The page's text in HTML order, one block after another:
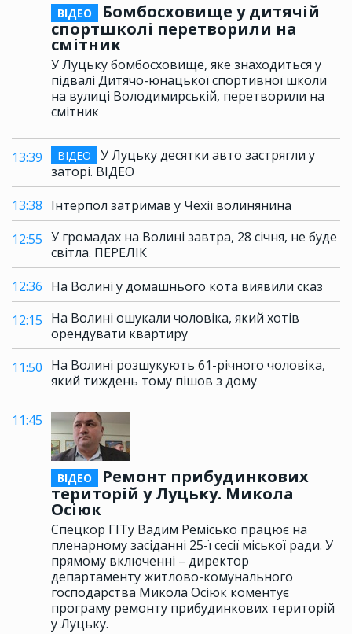
ВІДЕО
Бомбосховище у дитячій
спортшколі перетворили на
смітник
У Луцьку бомбосховище, яке знаходиться у
підвалі Дитячо-юнацької спортивної школи
на вулиці Володимирській, перетворили на
смітник
13:39 ВІДЕО
У Луцьку десятки авто застрягли у
заторі. ВІДЕО
13:38 Інтерпол затримав у Чехії волинянина
12:55 У громадах на Волині завтра, 28 січня, не буде
світла. ПЕРЕЛІК
12:36 На Волині у домашнього кота виявили сказ
12:15 На Волині ошукали чоловіка, який хотів
орендувати квартиру
11:50 На Волині розшукують 61-річного чоловіка,
який тиждень тому пішов з дому
11:45
ВІДЕО
Ремонт прибудинкових
територій у Луцьку. Микола
Осіюк
Спецкор ГІТу Вадим Ремісько працює на
пленарному засіданні 25-ї сесії міської ради. У
прямому включенні – директор
департаменту житлово-комунального
господарства Микола Осіюк коментує
програму ремонту прибудинкових територій
у Луцьку.